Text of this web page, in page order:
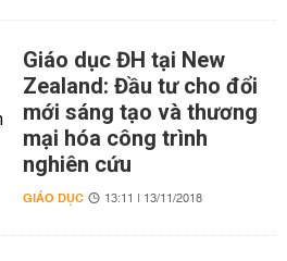
Giáo dục ĐH tại New
Zealand: Đầu tư cho đổi
mới sáng tạo và thương
mại hóa công trình
nghiên cứu
GIÁO DỤC 13:11 | 13/11/2018